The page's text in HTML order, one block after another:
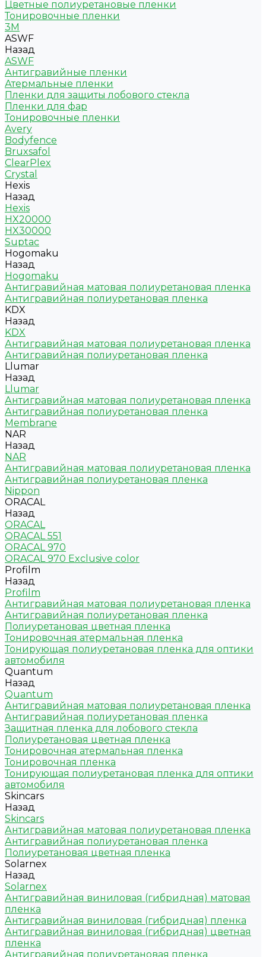
Цветные полиуретановые пленки
Тонировочные пленки
3M
ASWF
Назад
ASWF
Антигравийные пленки
Атермальные пленки
Пленки для защиты лобового стекла
Пленки для фар
Тонировочные пленки
Avery
Bodyfence
Bruxsafol
ClearPlex
Crystal
Hexis
Назад
Hexis
HX20000
HX30000
Suptac
Hogomaku
Назад
Hogomaku
Антигравийная матовая полиуретановая пленка
Антигравийная полиуретановая пленка
KDX
Назад
KDX
Антигравийная матовая полиуретановая пленка
Антигравийная полиуретановая пленка
Llumar
Назад
Llumar
Антигравийная матовая полиуретановая пленка
Антигравийная полиуретановая пленка
Membrane
NAR
Назад
NAR
Антигравийная матовая полиуретановая пленка
Антигравийная полиуретановая пленка
Nippon
ORACAL
Назад
ORACAL
ORACAL 551
ORACAL 970
ORACAL 970 Exclusive color
Profilm
Назад
Profilm
Антигравийная матовая полиуретановая пленка
Антигравийная полиуретановая пленка
Полиуретановая цветная пленка
Тонировочная атермальная пленка
Тонирующая полиуретановая пленка для оптики
автомобиля
Quantum
Назад
Quantum
Антигравийная матовая полиуретановая пленка
Антигравийная полиуретановая пленка
Защитная пленка для лобового стекла
Полиуретановая цветная пленка
Тонировочная атермальная пленка
Тонировочная пленка
Тонирующая полиуретановая пленка для оптики
автомобиля
Skincars
Назад
Skincars
Антигравийная матовая полиуретановая пленка
Антигравийная полиуретановая пленка
Полиуретановая цветная пленка
Solarnex
Назад
Solarnex
Антигравийная виниловая (гибридная) матовая
пленка
Антигравийная виниловая (гибридная) пленка
Антигравийная виниловая (гибридная) цветная
пленка
Антигравийная полиуретановая пленка